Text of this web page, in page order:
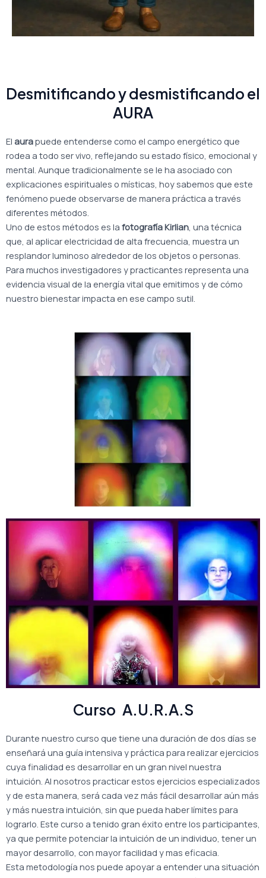
Desmitificando y desmistificando el
AURA
El aurapuede entenderse como el campo energético que
rodea a todo ser vivo, reflejando su estado físico, emocional y
mental. Aunque tradicionalmente se le ha asociado con
explicaciones espirituales o místicas, hoy sabemos que este
fenómeno puede observarse de manera práctica a través
diferentes métodos.
Uno de estos métodos es la fotografía Kirlian , una técnica
que, al aplicar electricidad de alta frecuencia, muestra un
resplandor luminoso alrededor de los objetos o personas.
Para muchos investigadores y practicantes representa una
evidencia visual de la energía vital que emitimos y de cómo
nuestro bienestar impacta en ese campo sutil.
Curso A.U.R.A.S
Durante nuestro curso que tiene una duración de dos días se
enseñará una guía intensiva y práctica para realizar ejercicios
cuya finalidad es desarrollar en un gran nivel nuestra
intuición. Al nosotros practicar estos ejercicios especializados
y de esta manera, será cada vez más fácil desarrollar aún más
y más nuestra intuición, sin que pueda haber límites para
lograrlo. Este curso a tenido gran éxito entre los participantes,
ya que permite potenciar la intuición de un individuo, tener un
mayor desarrollo, con mayor facilidad y mas eficacia.
Esta metodología nos puede apoyar a entender una situación